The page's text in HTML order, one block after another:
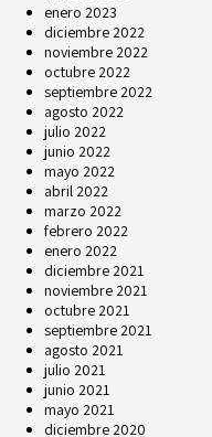
enero 2023
diciembre 2022
noviembre 2022
octubre 2022
septiembre 2022
agosto 2022
julio 2022
junio 2022
mayo 2022
abril 2022
marzo 2022
febrero 2022
enero 2022
diciembre 2021
noviembre 2021
octubre 2021
septiembre 2021
agosto 2021
julio 2021
junio 2021
mayo 2021
diciembre 2020